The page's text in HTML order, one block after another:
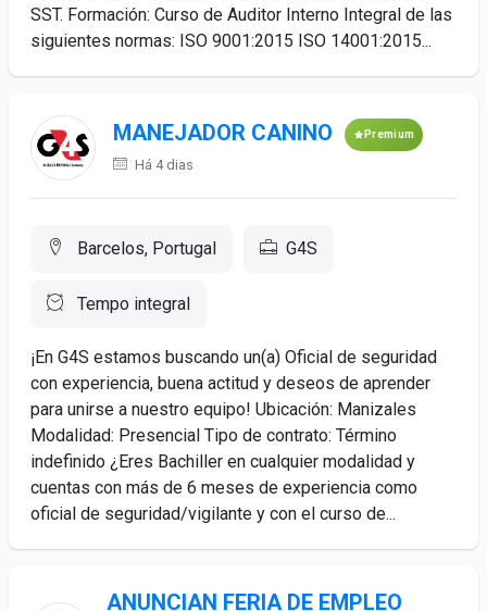
SST. Formación: Curso de Auditor Interno Integral de las
siguientes normas: ISO 9001:2015 ISO 14001:2015...
MANEJADOR CANINO Premium
Há 4 dias
Barcelos, Portugal G4S
Tempo integral
¡En G4S estamos buscando un(a) Oficial de seguridad
con experiencia, buena actitud y deseos de aprender
para unirse a nuestro equipo! Ubicación: Manizales
Modalidad: Presencial Tipo de contrato: Término
indefinido ¿Eres Bachiller en cualquier modalidad y
cuentas con más de 6 meses de experiencia como
oficial de seguridad/vigilante y con el curso de...
ANUNCIAN FERIA DE EMPLEO